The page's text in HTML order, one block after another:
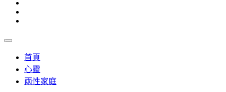
首頁
心靈
兩性家庭